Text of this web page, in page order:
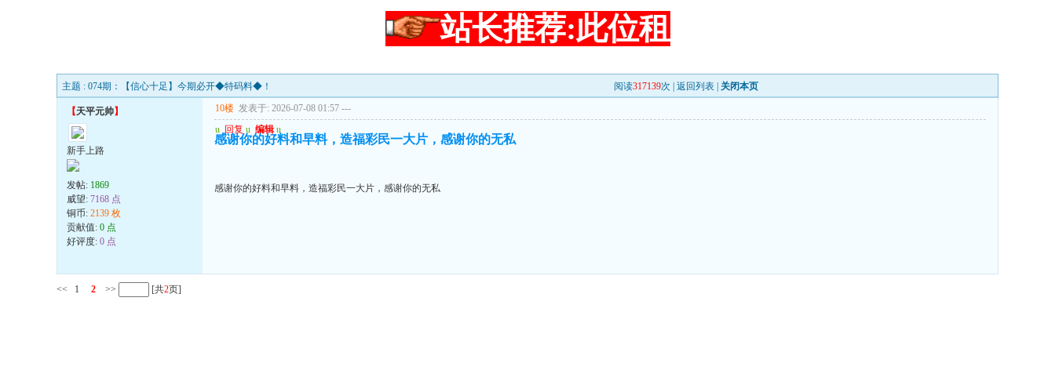
站长推荐:此位租
主题 : 074期：【信心十足】今期必开◆特码料◆！ 阅读317139次 | 返回列表 关闭本页
【天平元帅】
新手上路
发帖: 1869
威望: 7168 点
铜币: 2139 枚
贡献值: 0 点
好评度: 0 点
10楼 发表于: 2026-07-08 01:57 ---
u 回复 u 编辑 u
感谢你的好料和早料，造福彩民一大片，感谢你的无私
感谢你的好料和早料，造福彩民一大片，感谢你的无私
<< 1 2 >> [共2页]